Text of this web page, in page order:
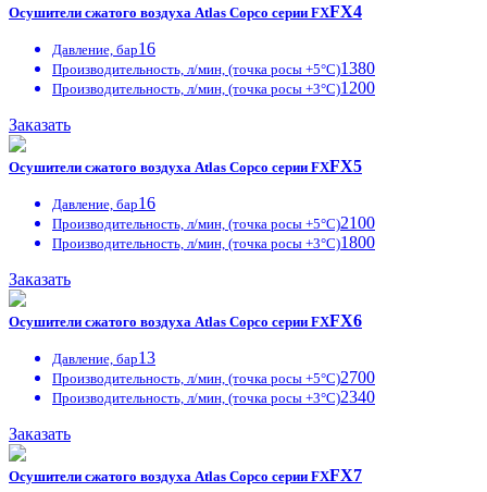
Осушители сжатого воздуха Atlas Copco серии FXFX4
Давление, бар16
Производительность, л/мин, (точка росы +5°С)1380
Производительность, л/мин, (точка росы +3°С)1200
Заказать
Осушители сжатого воздуха Atlas Copco серии FXFX5
Давление, бар16
Производительность, л/мин, (точка росы +5°С)2100
Производительность, л/мин, (точка росы +3°С)1800
Заказать
Осушители сжатого воздуха Atlas Copco серии FXFX6
Давление, бар13
Производительность, л/мин, (точка росы +5°С)2700
Производительность, л/мин, (точка росы +3°С)2340
Заказать
Осушители сжатого воздуха Atlas Copco серии FXFX7